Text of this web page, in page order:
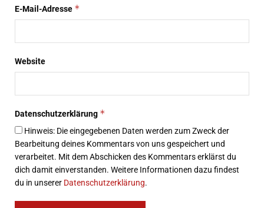
E-Mail-Adresse *
Website
Datenschutzerklärung *
Hinweis: Die eingegebenen Daten werden zum Zweck der
Bearbeitung deines Kommentars von uns gespeichert und
verarbeitet. Mit dem Abschicken des Kommentars erklärst du
dich damit einverstanden. Weitere Informationen dazu findest
du in unserer Datenschutzerklärung.